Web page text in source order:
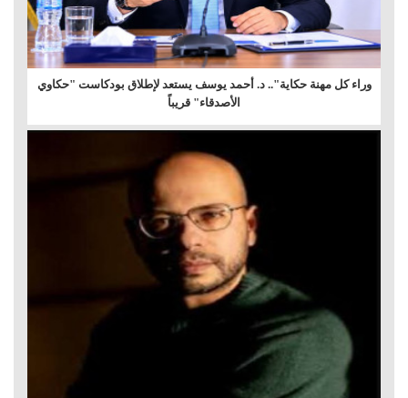
وراء كل مهنة حكاية".. د. أحمد يوسف يستعد لإطلاق بودكاست "حكاوي
الأصدقاء" قريباً